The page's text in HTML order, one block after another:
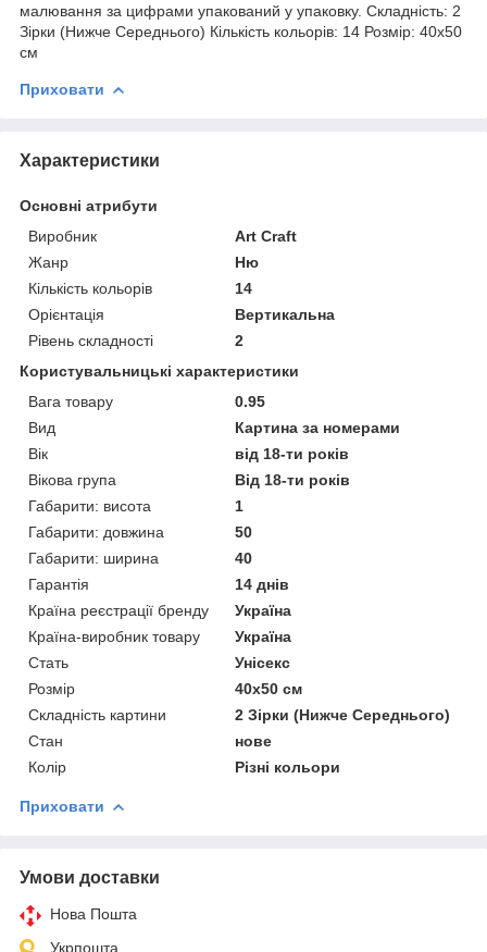
малювання за цифрами упакований у упаковку. Складність: 2
Зірки (Нижче Середнього) Кількість кольорів: 14 Розмір: 40х50
см
Приховати
Характеристики
Основні атрибути
Виробник
Art Craft
Жанр
Ню
Кількість кольорів
14
Орієнтація
Вертикальна
Рівень складності
2
Користувальницькі характеристики
Вага товару
0.95
Вид
Картина за номерами
Вік
від 18-ти років
Вікова група
Від 18-ти років
Габарити: висота
1
Габарити: довжина
50
Габарити: ширина
40
Гарантія
14 днів
Країна реєстрації бренду
Україна
Країна-виробник товару
Україна
Стать
Унісекс
Розмір
40х50 см
Складність картини
2 Зірки (Нижче Середнього)
Стан
нове
Колір
Різні кольори
Приховати
Умови доставки
Нова Пошта
Укрпошта